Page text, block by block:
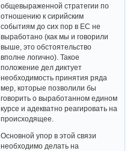
общевыраженной стратегии по
отношению к сирийским
событиям до сих пор в ЕС не
выработано (как мы и говорили
выше, это обстоятельство
вполне логично). Такое
положение дел диктует
необходимость принятия ряда
мер, которые позволили бы
говорить о выработанном едином
курсе и адекватно реагировать на
происходящее.
Основной упор в этой связи
необходимо делать на